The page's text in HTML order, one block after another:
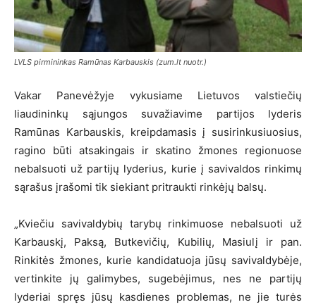
LVLS pirmininkas Ramūnas Karbauskis (zum.lt nuotr.)
Vakar Panevėžyje vykusiame Lietuvos valstiečių
liaudininkų sąjungos suvažiavime partijos lyderis
Ramūnas Karbauskis, kreipdamasis į susirinkusiuosius,
ragino būti atsakingais ir skatino žmones regionuose
nebalsuoti už partijų lyderius, kurie į savivaldos rinkimų
sąrašus įrašomi tik siekiant pritraukti rinkėjų balsų.
„Kviečiu savivaldybių tarybų rinkimuose nebalsuoti už
Karbauskį, Paksą, Butkevičių, Kubilių, Masiulį ir pan.
Rinkitės žmones, kurie kandidatuoja jūsų savivaldybėje,
vertinkite jų galimybes, sugebėjimus, nes ne partijų
lyderiai spręs jūsų kasdienes problemas, ne jie turės